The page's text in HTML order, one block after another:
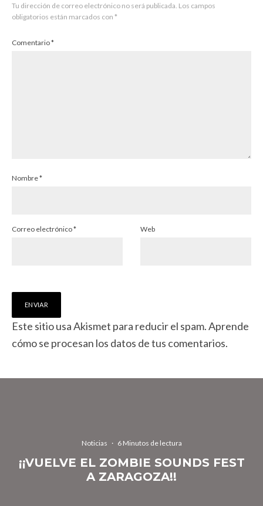
Tu dirección de correo electrónico no será publicada. Los campos
obligatorios están marcados con *
Comentario*
Nombre*
Correo electrónico* Web
Este sitio usa Akismet para reducir el spam.Aprende
cómo se procesan los datos de tus comentarios.
Noticias · 6 Minutos de lectura
¡¡VUELVE EL ZOMBIE SOUNDS FEST
A ZARAGOZA!!